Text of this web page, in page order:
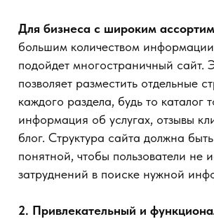
ориентирован на удобство и комплексное
представление информации. Такой подход
помогает пользователям лучше понимать
предложения компании и вовлекает их в
изучение бренда.
3. Функциональность для повышения
конверсии
Технические возможности сайта влияют на его
производительность и, следовательно, на
пользовательский опыт. Быстрая загрузка,
адаптивность для мобильных устройств и SEO-
способствуют видимости сайта в поисковых